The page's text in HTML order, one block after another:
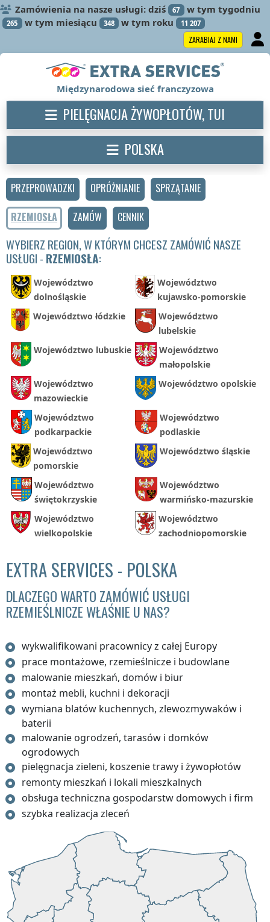
Zamówienia na nasze usługi: dziś 67 w tym tygodniu
265 w tym miesiącu 348 w tym roku 11 207
ZARABIAJ Z NAMI
PRZEPROWADZKI OPRÓŻNIANIE
SPRZĄTANIE
RZEMIOSŁA
ZAMÓW CENNIK
WYBIERZ REGION, W KTÓRYM CHCESZ ZAMÓWIĆ NASZE
USŁUGI - RZEMIOSŁA:
Województwo
dolnośląskie
Województwo
kujawsko-pomorskie
Województwo łódzkie
Województwo
lubelskie
Województwo lubuskie
Województwo
małopolskie
Województwo
mazowieckie
Województwo opolskie
Województwo
podkarpackie
Województwo
podlaskie
Województwo
pomorskie
Województwo śląskie
Województwo
świętokrzyskie
Województwo
warmińsko-mazurskie
Województwo
wielkopolskie
Województwo
zachodniopomorskie
EXTRA SERVICES - POLSKA
DLACZEGO WARTO ZAMÓWIĆ USŁUGI
RZEMIEŚLNICZE WŁAŚNIE U NAS?
wykwalifikowani pracownicy z całej Europy
prace montażowe, rzemieślnicze i budowlane
malowanie mieszkań, domów i biur
montaż mebli, kuchni i dekoracji
wymiana blatów kuchennych, zlewozmywaków i
baterii
malowanie ogrodzeń, tarasów i domków
ogrodowych
pielęgnacja zieleni, koszenie trawy i żywopłotów
remonty mieszkań i lokali mieszkalnych
obsługa techniczna gospodarstw domowych i firm
szybka realizacja zleceń
Międzynarodowa sieć franczyzowa
PIELĘGNACJA ŻYWOPŁOTÓW, TUI
POLSKA